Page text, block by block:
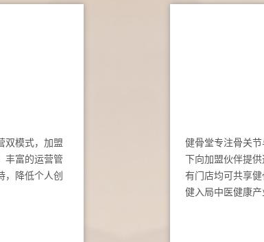
双模式，加盟
丰富的运营管
，降低个人创
健骨堂专注骨关
下向加盟伙伴提
有门店均可共享
健入局中医健康产